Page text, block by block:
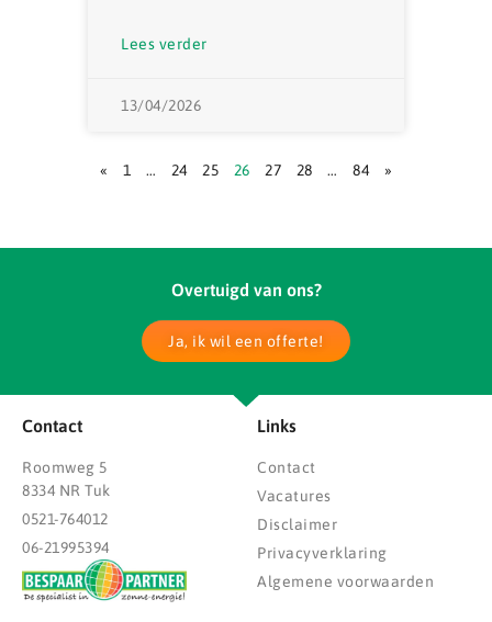
Lees verder
13/04/2026
« 1 … 24 25 26 27 28 … 84 »
Overtuigd van ons?
Ja, ik wil een offerte!
Contact
Roomweg 5
8334 NR Tuk
0521-764012
06-21995394
Links
Contact
Vacatures
Disclaimer
Privacyverklaring
Algemene voorwaarden